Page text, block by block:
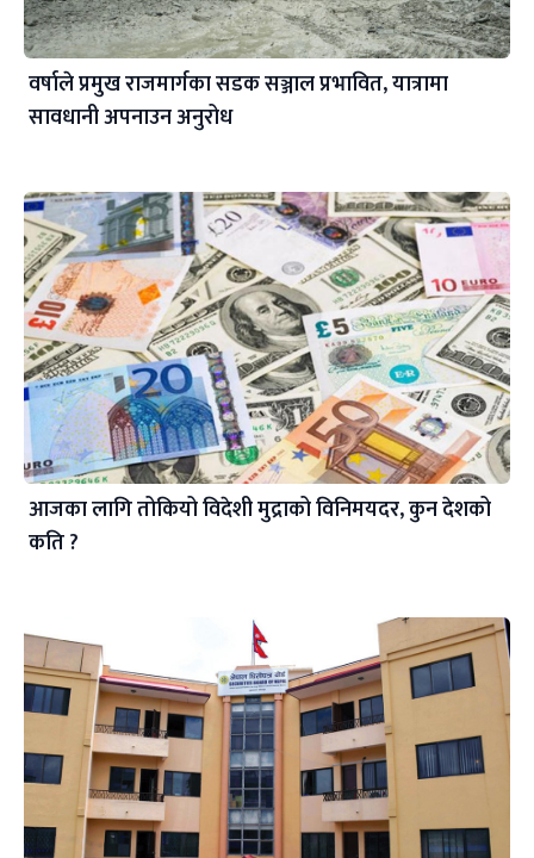
वर्षाले प्रमुख राजमार्गका सडक सञ्जाल प्रभावित, यात्रामा
सावधानी अपनाउन अनुरोध
आजका लागि तोकियो विदेशी मुद्राको विनिमयदर, कुन देशको
कति ?